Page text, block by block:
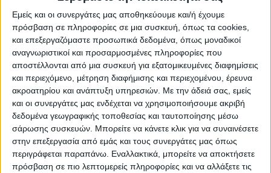
Εμείς και οι συνεργάτες μας αποθηκεύουμε και/ή έχουμε
πρόσβαση σε πληροφορίες σε μια συσκευή, όπως τα cookies,
και επεξεργαζόμαστε προσωπικά δεδομένα, όπως μοναδικοί
αναγνωριστικοί και προσαρμοσμένες πληροφορίες που
αποστέλλονται από μια συσκευή για εξατομικευμένες διαφημίσεις
και περιεχόμενο, μέτρηση διαφήμισης και περιεχομένου, έρευνα
ακροατηρίου και ανάπτυξη υπηρεσιών. Με την άδειά σας, εμείς
και οι συνεργάτες μας ενδέχεται να χρησιμοποιήσουμε ακριβή
δεδομένα γεωγραφικής τοποθεσίας και ταυτοποίησης μέσω
σάρωσης συσκευών. Μπορείτε να κάνετε κλικ για να συναινέσετε
στην επεξεργασία από εμάς και τους συνεργάτες μας όπως
περιγράφεται παραπάνω. Εναλλακτικά, μπορείτε να αποκτήσετε
πρόσβαση σε πιο λεπτομερείς πληροφορίες και να αλλάξετε τις
(CPV 16700000- 2), και δυο ειδικών
παρελκόμενων (Α και Β) καταστροφέα
χόρτων και κλαδιών με υδραυλικό βραχίονα
, για τις ανάγκες του Δήμου Παλαμά, σε
καθαριότητα και πρασίνου καθώς και για
τον θρυμματισμό θάμνων και κλαδιών
δένδρων, κυρίως στα πλαϊνά των οδών.
Τελευταίες Ειδήσεις Σήμερα